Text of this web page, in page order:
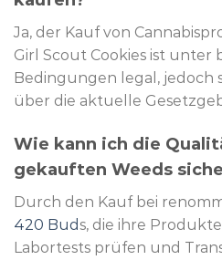
Ja, der Kauf von
Girl Scout Cookies ist unter
Bedingungen legal, jedoch
über die aktuelle
Wie kann ich die
gekauften Weeds
Durch den Kauf bei
420 Buds, die ihre
Labortests prüfen und